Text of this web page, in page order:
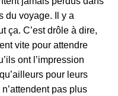
du voyage. Il y a
ça. C’est drôle à dire,
vite pour attendre
ont l’impression
pour leurs
pas plus